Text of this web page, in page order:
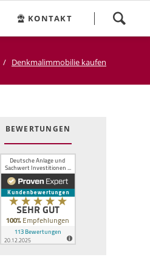
überspringen
KONTAKT
Denkmalimmobilie kaufen
BEWERTUNGEN